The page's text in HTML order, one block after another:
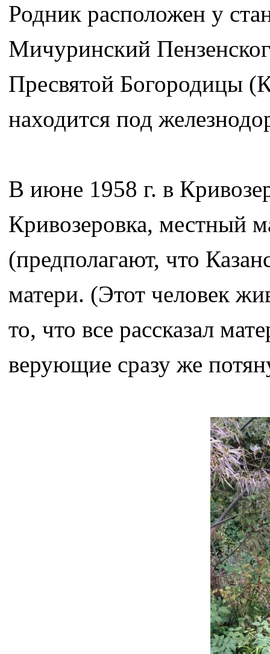
Родник расположен у
Мичуринский
Пресвятой Богородицы
находится под
В июне 1958 г. в
Кривозеровка, местный
(предполагают, что
матери. (Этот человек
то, что все рассказал
верующие сразу же